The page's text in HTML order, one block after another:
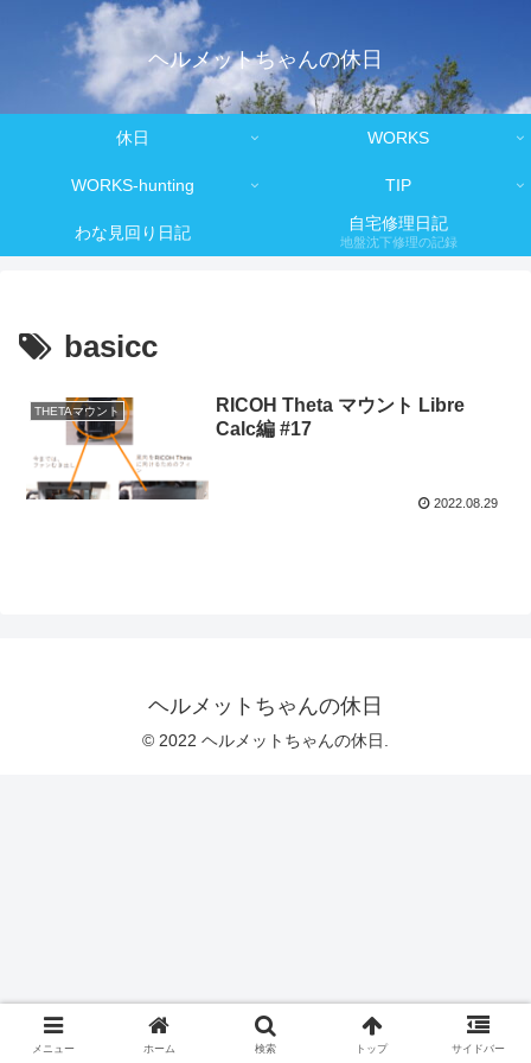
ヘルメットちゃんの休日
休日 WORKS
WORKS-hunting TIP
わな見回り日記 自宅修理日記
地盤沈下修理の記録
basicc
THETAマウント
RICOH Theta マウント Libre
Calc編 #17
2022.08.29
ヘルメットちゃんの休日
© 2022 ヘルメットちゃんの休日.
メニュー ホーム 検索 トップ サイドバー